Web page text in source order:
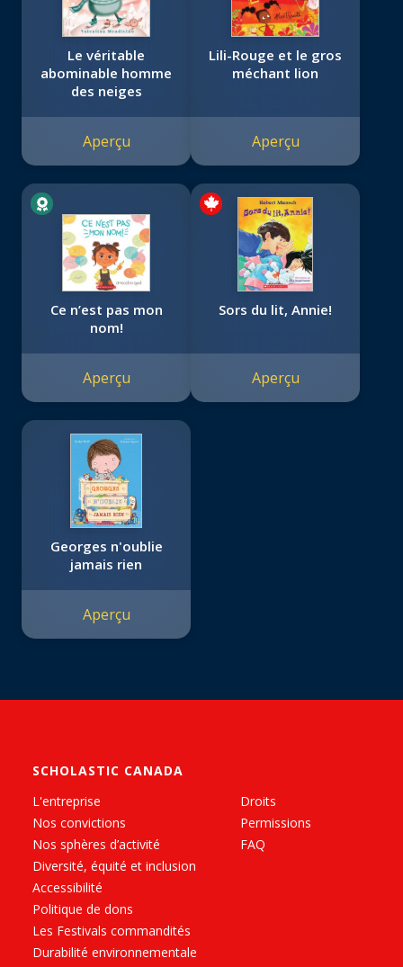
Le véritable
abominable homme
des neiges
Aperçu
Lili-Rouge et le gros
méchant lion
Aperçu
Ce n’est pas mon
nom!
Aperçu
Sors du lit, Annie!
Aperçu
Georges n'oublie
jamais rien
Aperçu
SCHOLASTIC CANADA
L'entreprise
Nos convictions
Nos sphères d’activité
Diversité, équité et inclusion
Accessibilité
Politique de dons
Les Festivals commandités
Durabilité environnementale
Droits
Permissions
FAQ